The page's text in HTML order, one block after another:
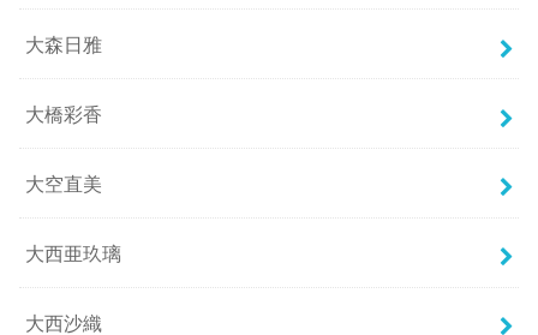
大森日雅
大橋彩香
大空直美
大西亜玖璃
大西沙織